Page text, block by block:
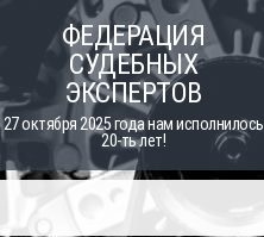
content
ФЕДЕРАЦИЯ
СУДЕБНЫХ
ЭКСПЕРТОВ
27 октября 2025 года нам исполнилось
20-ть лет!